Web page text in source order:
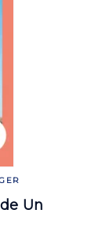
Un